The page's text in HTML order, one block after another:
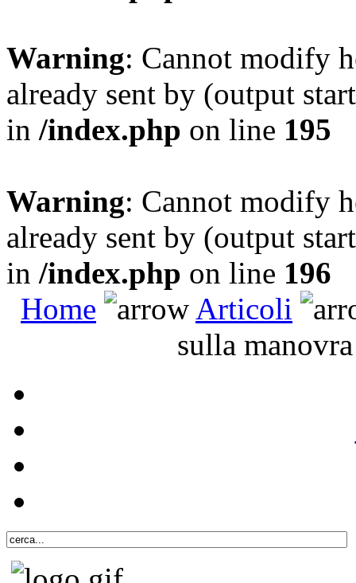
Warning: Cannot modify
already sent by (output
in /index.php on line 195
Warning: Cannot modify
already sent by (output
in /index.php on line 196
Home
Articoli
sulla